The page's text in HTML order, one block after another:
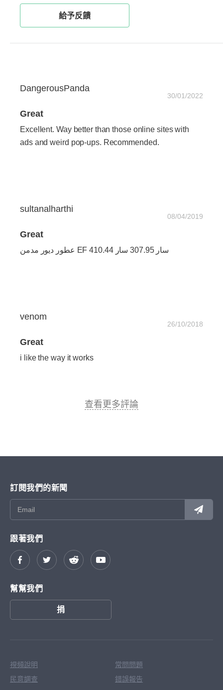
給予反饋
DangerousPanda
30/01/2022
Great
Excellent. Way better than those online sites with
ads and weird pop-ups. Recommended.
sultanalharthi
08/04/2019
Great
عطور ديور مدمن EF 410.44 سار 307.95 سار
venom
26/10/2018
Great
i like the way it works
查看更多評論
訂閱我們的新聞
跟著我們
幫幫我們
捐
視頻說明
民意調查
常問問題
錯誤報告